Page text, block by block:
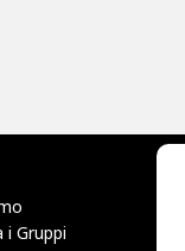
i Gruppi